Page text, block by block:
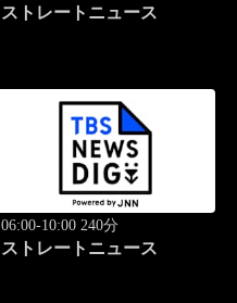
ストレートニュース
06:00-10:00 240分
ストレートニュース